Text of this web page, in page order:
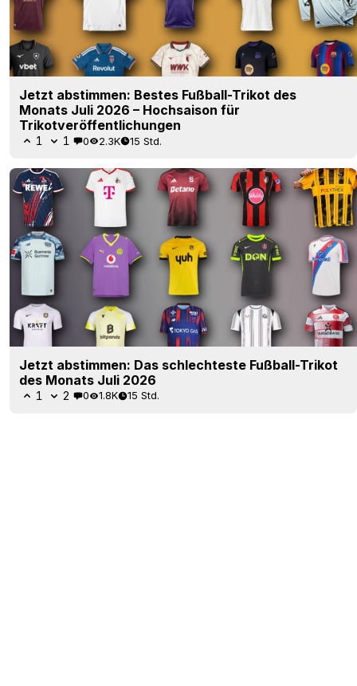
Jetzt abstimmen: Bestes Fußball-Trikot des
Monats Juli 2026 – Hochsaison für
Trikotveröffentlichungen
1 1 0 2.3K 15 Std.
Jetzt abstimmen: Das schlechteste Fußball-Trikot
des Monats Juli 2026
1 2 0 1.8K 15 Std.